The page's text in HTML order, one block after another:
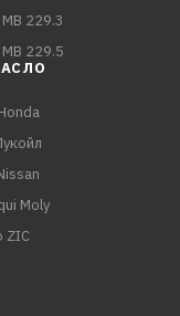
229.3
229.5
Moly
ZIC